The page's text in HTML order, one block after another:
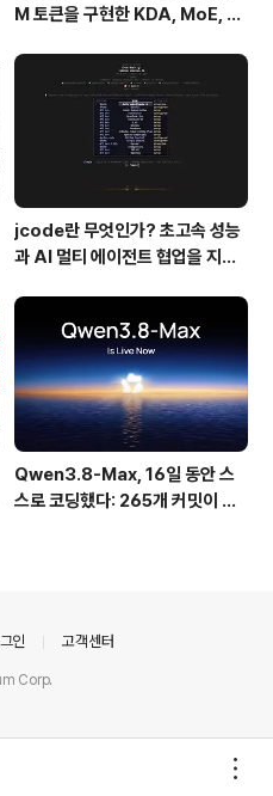
M 토큰을 구현한 KDA, MoE, Fl
핵심 기술
jcode란 무엇인가? 초고속 성능
과 AI 멀티 에이전트 협업을 지원
Qwen3.8-Max, 16일 동안 스
스로 코딩했다: 265개 커밋이 보
인 고객센터
Corp.